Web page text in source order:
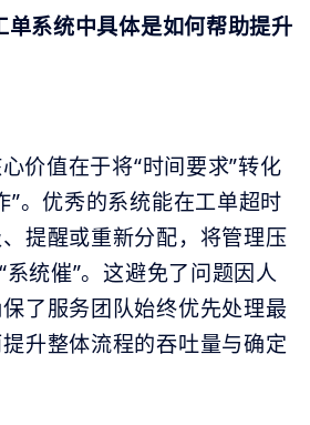
系统中具体是如何帮助提升
价值在于将“时间要求”转化
”。优秀的系统能在工单超时
提醒或重新分配，将管理压
系统催”。这避免了问题因人
了服务团队始终优先处理最
升整体流程的吞吐量与确定